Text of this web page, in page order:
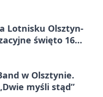
Lotnisku Olsztyn-
święto 16
w Olsztynie.
myśli stąd”